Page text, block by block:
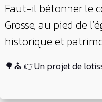
Faut-il bétonner le
Grosse, au pied de
historique et
🌳⛪ 👉Un projet de